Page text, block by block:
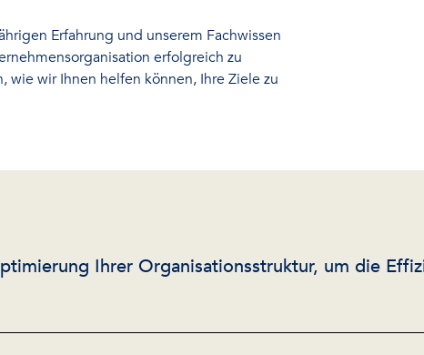
Erfahrung und unserem Fachwissen
erfolgreich zu
wie wir Ihnen helfen können, Ihre Ziele zu
Ihrer Organisationsstruktur, um die